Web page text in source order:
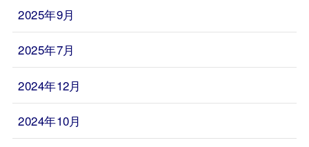
2025年9月
2025年7月
2024年12月
2024年10月